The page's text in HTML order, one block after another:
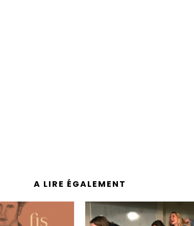
A LIRE ÉGALEMENT